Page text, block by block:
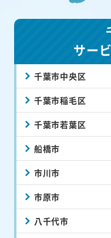
サー
千葉市中央区
千葉市稲毛区
千葉市若葉区
船橋市
市川市
市原市
八千代市